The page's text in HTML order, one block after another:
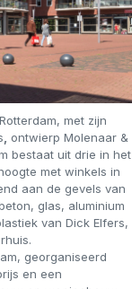
met zijn
ontwierp Molenaar &
bestaat uit drie in het
met winkels in
aan de gevels van
glas, aluminium
van Dick Elfers,
georganiseerd
en een